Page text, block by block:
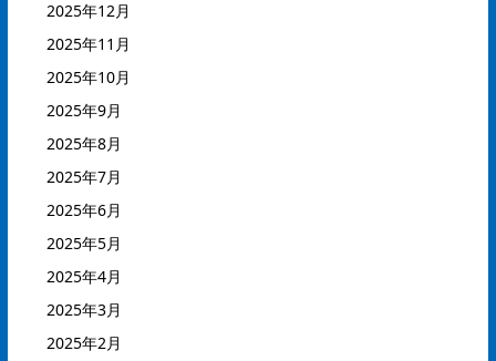
2025年12月
2025年11月
2025年10月
2025年9月
2025年8月
2025年7月
2025年6月
2025年5月
2025年4月
2025年3月
2025年2月